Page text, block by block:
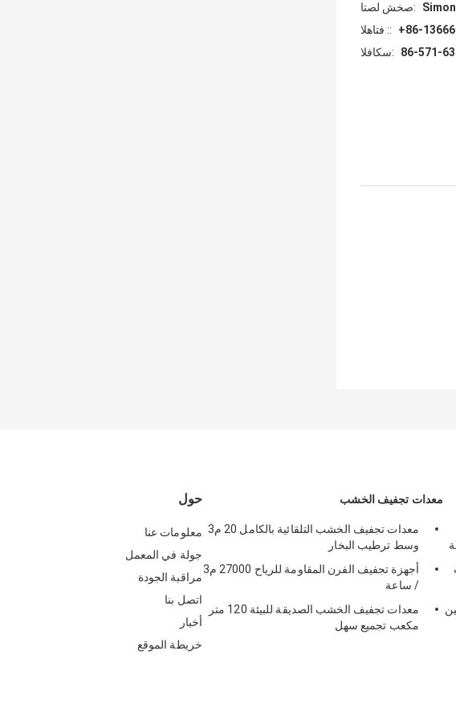
اتصل شخص:
الهاتف ::
+86-
الفاكس:
86-571-
حول
معلومات عنا
جولة في المعمل
مراقبة الجودة
اتصل بنا
أخبار
خريطة الموقع
معدات تجفيف الخشب
معدات تجفيف الخشب التلقائية بالكامل 20 م3
وسط ترطيب البخار
أجهزة تجفيف الفرن المقاومة للرياح 27000 م3
/ ساعة
معدات تجفيف الخشب الصديقة للبيئة 120 متر
مكعب تجميع سهل